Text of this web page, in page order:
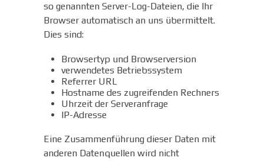
so genannten Server-Log-Dateien, die Ihr
Browser automatisch an uns übermittelt.
Dies sind:
Browsertyp und Browserversion
verwendetes Betriebssystem
Referrer URL
Hostname des zugreifenden Rechners
Uhrzeit der Serveranfrage
IP-Adresse
Eine Zusammenführung dieser Daten mit
anderen Datenquellen wird nicht